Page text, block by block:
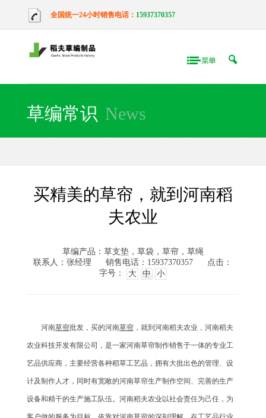
全国统一24小时销售电话： 15937370357
草编常识 News
买精美的草帘，就到河南稻
夫农业
草编产品：草支垫，草袋，草帘，草绳
联系人：张经理
销售电话：15937370357
点击：
字号：
大 中 小
河南草帘批发，买的河南草帘，就到河南稻夫农业，河南稻夫
农业科技开发有限公司，是一家河南草帘制作销售于一体的专业工
艺品供应商，主要经营各种稻草工艺品，拥有大批出色的管理、设
计及制作人才，同时有宽敞的河南草帘生产制作空间、完善的生产
设备和精干的生产施工队伍。河南稻夫农业以社会责任为己任，为